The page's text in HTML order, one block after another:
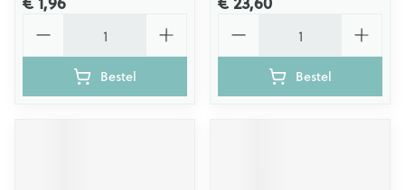
Bestel Bestel